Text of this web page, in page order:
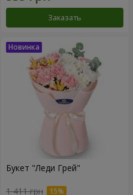
Заказать
Букет "Леди Грей"
1 411 грн